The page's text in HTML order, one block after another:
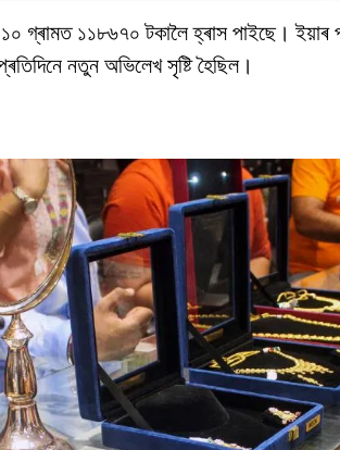
গ্ৰামত ১১৮৬৭০ টকালৈ হ্ৰাস পাইছে। ইয়াৰ
নতুন অভিলেখ সৃষ্টি হৈছিল।